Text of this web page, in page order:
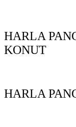
HARLA
KONUT
HARLA